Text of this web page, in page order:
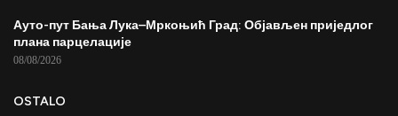
Ауто-пут Бања Лука–Мркоњић Град: Објављен приједлог
плана парцелације
08/08/2026
OSTALO